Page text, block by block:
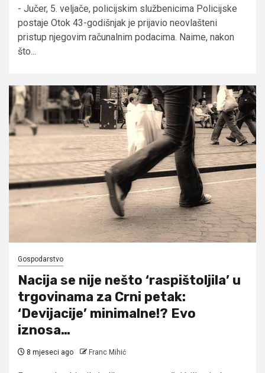
- Jučer, 5. veljače, policijskim službenicima Policijske
postaje Otok 43-godišnjak je prijavio neovlašteni
pristup njegovim računalnim podacima. Naime, nakon
što...
Gospodarstvo
Nacija se nije nešto ‘raspištoljila’ u
trgovinama za Crni petak:
‘Devijacije’ minimalne!? Evo
iznosa…
8 mjeseci ago Franc Mihić